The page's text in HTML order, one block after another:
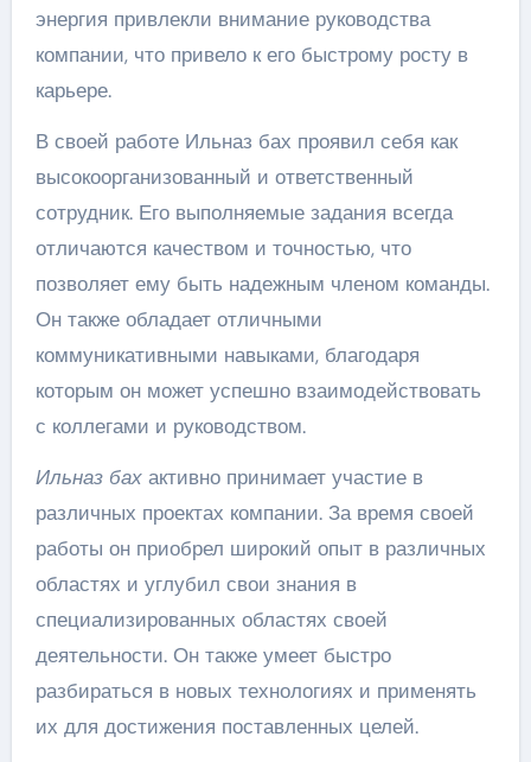
энергия привлекли внимание руководства
компании, что привело к его быстрому росту в
карьере.
В своей работе Ильназ бах проявил себя как
высокоорганизованный и ответственный
сотрудник. Его выполняемые задания всегда
отличаются качеством и точностью, что
позволяет ему быть надежным членом команды.
Он также обладает отличными
коммуникативными навыками, благодаря
которым он может успешно взаимодействовать
с коллегами и руководством.
Ильназ бахактивно принимает участие в
различных проектах компании. За время своей
работы он приобрел широкий опыт в различных
областях и углубил свои знания в
специализированных областях своей
деятельности. Он также умеет быстро
разбираться в новых технологиях и применять
их для достижения поставленных целей.